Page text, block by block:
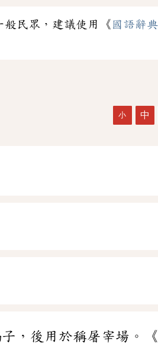
般民眾，建議使用《 國語辭
小 中
，後用於稱屠宰場。